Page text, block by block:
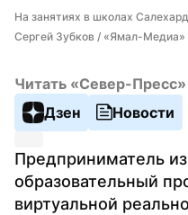
На занятиях в школах
Сергей Зубков / «Ямал-Медиа»
Читать «Север-Пресс»
Дзен
Новости
Предприниматель
образовательный
виртуальной